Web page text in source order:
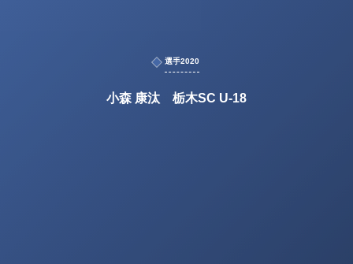
選手2020
小森 康汰 栃木SC U-18